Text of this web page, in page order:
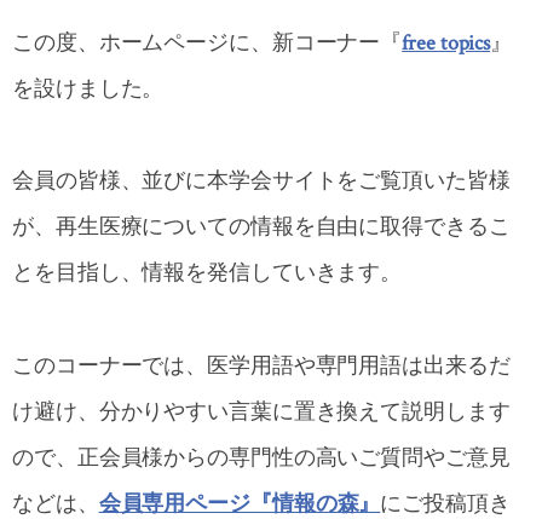
この度、ホームページに、新コーナー『free topics』
を設けました。
会員の皆様、並びに本学会サイトをご覧頂いた皆様
が、再生医療についての情報を自由に取得できるこ
とを目指し、情報を発信していきます。
このコーナーでは、医学用語や専門用語は出来るだ
け避け、分かりやすい言葉に置き換えて説明します
ので、正会員様からの専門性の高いご質問やご意見
などは、 会員専用ページ『情報の森』 にご投稿頂き